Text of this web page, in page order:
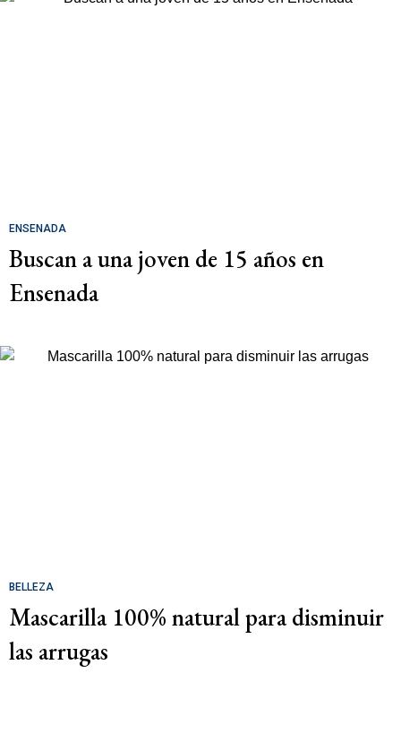
ENSENADA
Buscan a una joven de 15 años en
Ensenada
BELLEZA
Mascarilla 100% natural para disminuir
las arrugas